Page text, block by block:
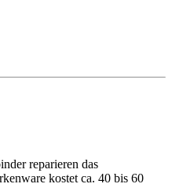
reparieren das
kostet ca. 40 bis 60